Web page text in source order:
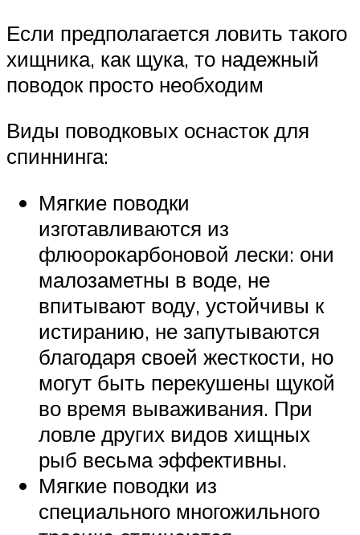
Если предполагается ловить такого
хищника, как щука, то надежный
поводок просто необходим
Виды поводковых оснасток для
спиннинга:
Мягкие поводки
изготавливаются из
флюорокарбоновой лески: они
малозаметны в воде, не
впитывают воду, устойчивы к
истиранию, не запутываются
благодаря своей жесткости, но
могут быть перекушены щукой
во время вываживания. При
ловле других видов хищных
рыб весьма эффективны.
Мягкие поводки из
специального многожильного